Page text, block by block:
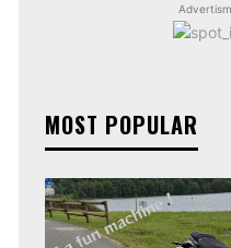
MOST POPULAR